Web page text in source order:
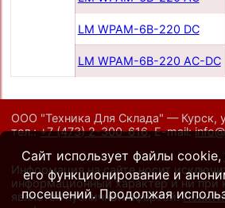
LM WPAM-6B-220 DC
LM WPAM-6B-220 AC-DC
ООО "Техника Для Склада" — Курск,
тел.:+7 (473) 2-300-616,E-mail:
Информация на сайте носит
информационный характер и ни при
является публичной офертой.
Сайт использует файлы
его функционирование и
посещений. Продолжая